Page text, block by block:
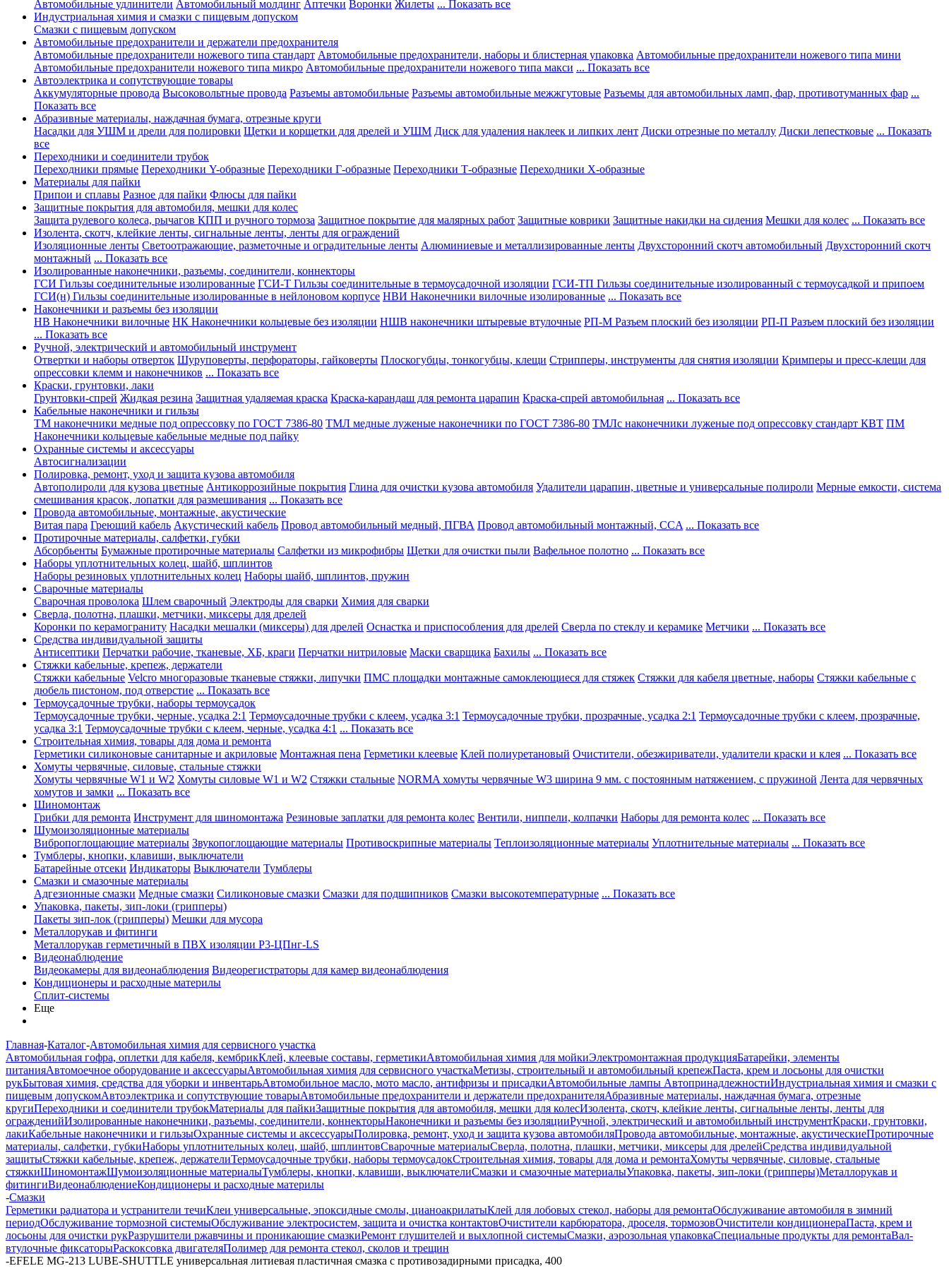
Автомобильные удлинители Автомобильный молдинг Аптечки Воронки Жилеты ... Показать все
Индустриальная химия и смазки с пищевым допуском
Смазки с пищевым допуском
Автомобильные предохранители и держатели предохранителя
Автомобильные предохранители ножевого типа стандарт Автомобильные предохранители, наборы и блистерная упаковка Автомобильные предохранители ножевого типа мини
Автомобильные предохранители ножевого типа микро Автомобильные предохранители ножевого типа макси ... Показать все
Автоэлектрика и сопутствующие товары
Аккумуляторные провода Высоковольтные провода Разъемы автомобильные Разъемы автомобильные межжгутовые Разъемы для автомобильных ламп, фар, противотуманных фар ...
Показать все
Абразивные материалы, наждачная бумага, отрезные круги
Насадки для УШМ и дрели для полировки Щетки и корщетки для дрелей и УШМ Диск для удаления наклеек и липких лент Диски отрезные по металлу Диски лепестковые ... Показать
все
Переходники и соединители трубок
Переходники прямые Переходники Y-образные Переходники Г-образные Переходники Т-образные Переходники Х-образные
Материалы для пайки
Припои и сплавы Разное для пайки Флюсы для пайки
Защитные покрытия для автомобиля, мешки для колес
Защита рулевого колеса, рычагов КПП и ручного тормоза Защитное покрытие для малярных работ Защитные коврики Защитные накидки на сидения Мешки для колес ... Показать все
Изолента, скотч, клейкие ленты, сигнальные ленты, ленты для ограждений
Изоляционные ленты Светоотражающие, разметочные и оградительные ленты Алюминиевые и металлизированные ленты Двухсторонний скотч автомобильный Двухсторонний скотч
монтажный ... Показать все
Изолированные наконечники, разъемы, соединители, коннекторы
ГСИ Гильзы соединительные изолированные ГСИ-Т Гильзы соединительные в термоусадочной изоляции ГСИ-ТП Гильзы соединительные изолированный с термоусадкой и припоем
ГСИ(н) Гильзы соединительные изолированные в нейлоновом корпусе НВИ Наконечники вилочные изолированные ... Показать все
Наконечники и разъемы без изоляции
НВ Наконечники вилочные НК Наконечники кольцевые без изоляции НШВ наконечники штыревые втулочные РП-М Разъем плоский без изоляции РП-П Разъем плоский без изоляции
... Показать все
Ручной, электрический и автомобильный инструмент
Отвертки и наборы отверток Шуруповерты, перфораторы, гайковерты Плоскогубцы, тонкогубцы, клещи Стрипперы, инструменты для снятия изоляции Кримперы и пресс-клещи для
опрессовки клемм и наконечников ... Показать все
Краски, грунтовки, лаки
Грунтовки-спрей Жидкая резина Защитная удаляемая краска Краска-карандаш для ремонта царапин Краска-спрей автомобильная ... Показать все
Кабельные наконечники и гильзы
ТМ наконечники медные под опрессовку по ГОСТ 7386-80 ТМЛ медные луженые наконечники по ГОСТ 7386-80 ТМЛс наконечники луженые под опрессовку стандарт КВТ ПМ
Наконечники кольцевые кабельные медные под пайку
Охранные системы и аксессуары
Автосигнализации
Полировка, ремонт, уход и защита кузова автомобиля
Автополироли для кузова цветные Антикоррозийные покрытия Глина для очистки кузова автомобиля Удалители царапин, цветные и универсальные полироли Мерные емкости, система
смешивания красок, лопатки для размешивания ... Показать все
Провода автомобильные, монтажные, акустические
Витая пара Греющий кабель Акустический кабель Провод автомобильный медный, ПГВА Провод автомобильный монтажный, CCA ... Показать все
Протирочные материалы, салфетки, губки
Абсорбьенты Бумажные протирочные материалы Салфетки из микрофибры Щетки для очистки пыли Вафельное полотно ... Показать все
Наборы уплотнительных колец, шайб, шплинтов
Наборы резиновых уплотнительных колец Наборы шайб, шплинтов, пружин
Сварочные материалы
Сварочная проволока Шлем сварочный Электроды для сварки Химия для сварки
Сверла, полотна, плашки, метчики, миксеры для дрелей
Коронки по керамограниту Насадки мешалки (миксеры) для дрелей Оснастка и приспособления для дрелей Сверла по стеклу и керамике Метчики ... Показать все
Средства индивидуальной защиты
Антисептики Перчатки рабочие, тканевые, ХБ, краги Перчатки нитриловые Маски сварщика Бахилы ... Показать все
Стяжки кабельные, крепеж, держатели
Стяжки кабельные Velcro многоразовые тканевые стяжки, липучки ПМС площадки монтажные самоклеющиеся для стяжек Стяжки для кабеля цветные, наборы Стяжки кабельные с
дюбель пистоном, под отверстие ... Показать все
Термоусадочные трубки, наборы термоусадок
Термоусадочные трубки, черные, усадка 2:1 Термоусадочные трубки с клеем, усадка 3:1 Термоусадочные трубки, прозрачные, усадка 2:1 Термоусадочные трубки с клеем, прозрачные,
усадка 3:1 Термоусадочные трубки с клеем, черные, усадка 4:1 ... Показать все
Строительная химия, товары для дома и ремонта
Герметики силиконовые санитарные и акриловые Монтажная пена Герметики клеевые Клей полиуретановый Очистители, обезжириватели, удалители краски и клея ... Показать все
Хомуты червячные, силовые, стальные стяжки
Хомуты червячные W1 и W2 Хомуты силовые W1 и W2 Стяжки стальные NORMA хомуты червячные W3 ширина 9 мм. с постоянным натяжением, с пружиной Лента для червячных
хомутов и замки ... Показать все
Шиномонтаж
Грибки для ремонта Инструмент для шиномонтажа Резиновые заплатки для ремонта колес Вентили, ниппели, колпачки Наборы для ремонта колес ... Показать все
Шумоизоляционные материалы
Вибропоглощающие материалы Звукопоглощающие материалы Противоскрипные материалы Теплоизоляционные материалы Уплотнительные материалы ... Показать все
Тумблеры, кнопки, клавиши, выключатели
Батарейные отсеки Индикаторы Выключатели Тумблеры
Смазки и смазочные материалы
Адгезионные смазки Медные смазки Силиконовые смазки Смазки для подшипников Смазки высокотемпературные ... Показать все
Упаковка, пакеты, зип-локи (грипперы)
Пакеты зип-лок (грипперы) Мешки для мусора
Металлорукав и фитинги
Металлорукав герметичный в ПВХ изоляции Р3-ЦПнг-LS
Видеонаблюдение
Видеокамеры для видеонаблюдения Видеорегистраторы для камер видеонаблюдения
Кондиционеры и расходные материлы
Сплит-системы
Еще
Главная-Каталог-Автомобильная химия для сервисного участка
Автомобильная гофра, оплетки для кабеля, кембрикКлей, клеевые составы, герметикиАвтомобильная химия для мойкиЭлектромонтажная продукцияБатарейки, элементы
питанияАвтомоечное оборудование и аксессуарыАвтомобильная химия для сервисного участкаМетизы, строительный и автомобильный крепежПаста, крем и лосьоны для очистки
рукБытовая химия, средства для уборки и инвентарьАвтомобильное масло, мото масло, антифризы и присадкиАвтомобильные лампы АвтопринадлежностиИндустриальная химия и смазки с
пищевым допускомАвтоэлектрика и сопутствующие товарыАвтомобильные предохранители и держатели предохранителяАбразивные материалы, наждачная бумага, отрезные
кругиПереходники и соединители трубокМатериалы для пайкиЗащитные покрытия для автомобиля, мешки для колесИзолента, скотч, клейкие ленты, сигнальные ленты, ленты для
огражденийИзолированные наконечники, разъемы, соединители, коннекторыНаконечники и разъемы без изоляцииРучной, электрический и автомобильный инструментКраски, грунтовки,
лакиКабельные наконечники и гильзыОхранные системы и аксессуарыПолировка, ремонт, уход и защита кузова автомобиляПровода автомобильные, монтажные, акустическиеПротирочные
материалы, салфетки, губкиНаборы уплотнительных колец, шайб, шплинтовСварочные материалыСверла, полотна, плашки, метчики, миксеры для дрелейСредства индивидуальной
защитыСтяжки кабельные, крепеж, держателиТермоусадочные трубки, наборы термоусадокСтроительная химия, товары для дома и ремонтаХомуты червячные, силовые, стальные
стяжкиШиномонтажШумоизоляционные материалыТумблеры, кнопки, клавиши, выключателиСмазки и смазочные материалыУпаковка, пакеты, зип-локи (грипперы)Металлорукав и
фитингиВидеонаблюдениеКондиционеры и расходные материлы
-Смазки
Герметики радиатора и устранители течиКлеи универсальные, эпоксидные смолы, цианоакрилатыКлей для лобовых стекол, наборы для ремонтаОбслуживание автомобиля в зимний
периодОбслуживание тормозной системыОбслуживание электросистем, защита и очистка контактовОчистители карбюратора, дроселя, тормозовОчистители кондиционераПаста, крем и
лосьоны для очистки рукРазрушители ржавчины и проникающие смазкиРемонт глушителей и выхлопной системыСмазки, аэрозольная упаковкаСпециальные продукты для ремонтаВал-
втулочные фиксаторыРаскоксовка двигателяПолимер для ремонта стекол, сколов и трещин
-EFELE MG-213 LUBE-SHUTTLE универсальная литиевая пластичная смазка с противозадирными присадка, 400